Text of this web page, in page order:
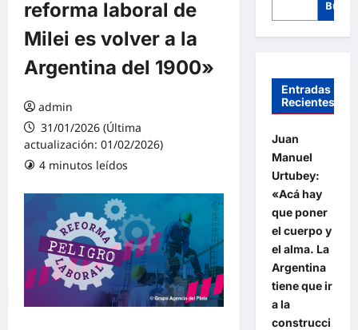
reforma laboral de
Milei es volver a la
Argentina del 1900»
admin
31/01/2026 (Última
actualización: 01/02/2026)
4 minutos leídos
Entradas
Recientes
Juan
Manuel
Urtubey:
«Acá hay
que poner
el cuerpo y
el alma. La
Argentina
tiene que ir
a la
construcci